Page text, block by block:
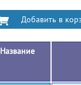
Название